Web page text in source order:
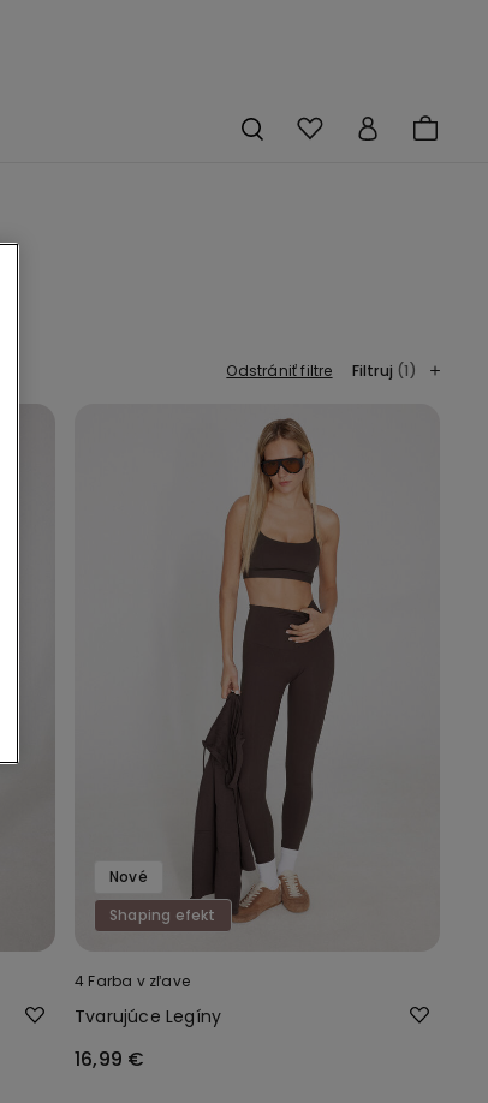
Odstrániť filtre Filtruj (1)
Nové
Shaping efekt
4 Farba v zľave
Tvarujúce Legíny
16,99 €